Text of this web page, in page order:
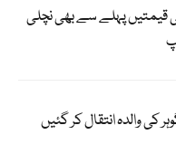
قیمتیں پہلے سے بھی نچلی
کی والدہ انتقال کر گئیں